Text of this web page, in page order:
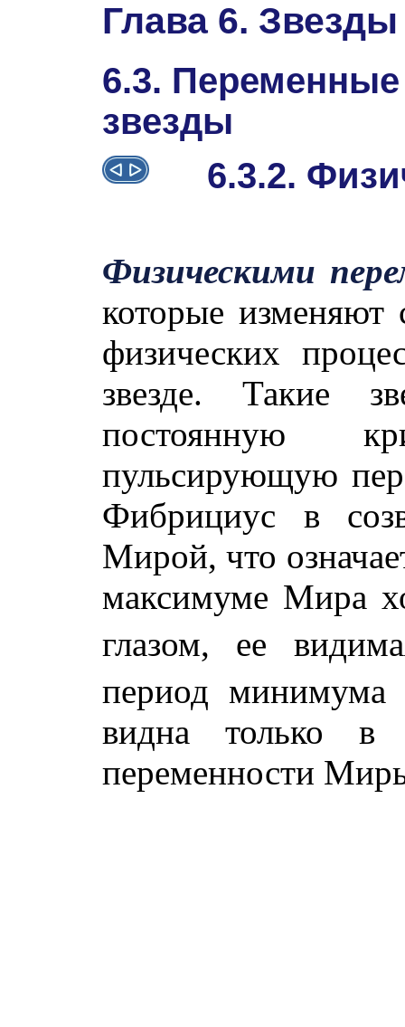
Глава 6. Звезды
6.3.
звезды
6.3.2.
Физическими
которые изменяют
физических
звезде. Такие
постоянную
пульсирующую
Фибрициус в
Мирой, что
максимуме Мира
глазом, ее
период минимума
видна только в
переменности